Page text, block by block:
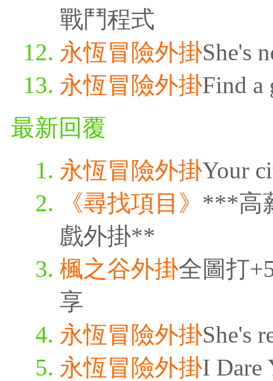
戰鬥程式
永恆冒險外掛She's
永恆冒險外掛Find a
最新回覆
永恆冒險外掛Your
《尋找項目》 ***高
戲外掛**
楓之谷外掛全圖打
享
永恆冒險外掛She's
永恆冒險外掛I Dare